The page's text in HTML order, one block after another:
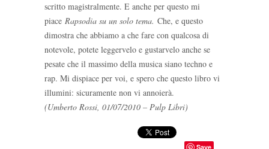
scritto magistralmente. E anche per questo mi
piace Rapsodia su un solo tema. Che, e questo
dimostra che abbiamo a che fare con qualcosa di
notevole, potete leggervelo e gustarvelo anche se
pesate che il massimo della musica siano techno e
rap. Mi dispiace per voi, e spero che questo libro vi
illumini: sicuramente non vi annoierà.
(Umberto Rossi, 01/07/2010 – Pulp Libri)
Save